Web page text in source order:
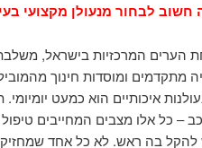
לבחור מנעולן מקצועי
הערים המרכזיות בישראל, משלבת
מתקדמים ומוסדות חינוך
איכותיים הוא כמעט
– כל אלו מצבים המחייבים
בה ראש. לא כל אחד שמחזיק